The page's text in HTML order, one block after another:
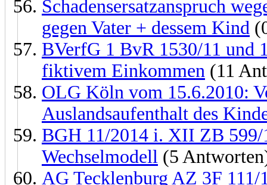
Schadensersatzanspruch
gegen Vater + dessem Kind
BVerfG 1 BvR 1530/11 und
fiktivem Einkommen (11
OLG Köln vom 15.6.2010:
Auslandsaufenthalt des
BGH 11/2014 i. XII ZB 599/
Wechselmodell (5
AG Tecklenburg AZ 3F